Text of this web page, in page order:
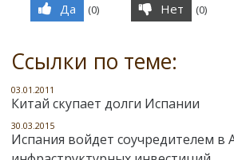
Да (0) Нет (0)
Ссылки по теме:
03.01.2011
Китай скупает долги Испании
30.03.2015
Испания войдет соучредителем в